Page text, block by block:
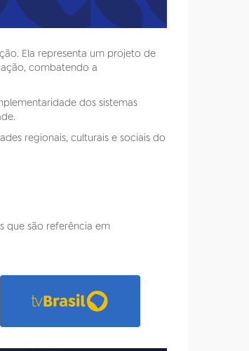
Ela representa um projeto de
combatendo a
dos sistemas
regionais, culturais e sociais do
que são referência em